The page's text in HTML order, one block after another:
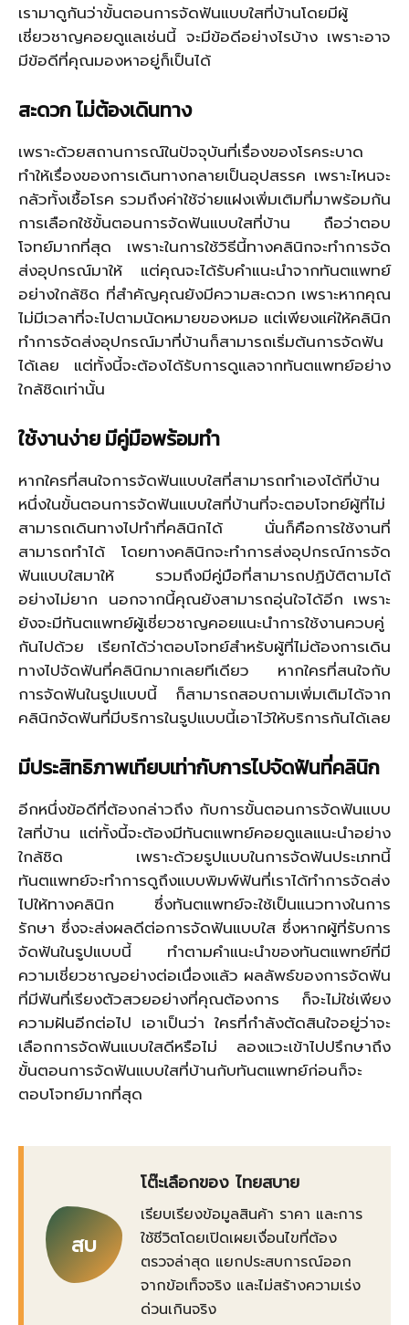
เรามาดูกันว่าขั้นตอนการจัดฟันแบบใสที่บ้านโดยมีผู้
เชี่ยวชาญคอยดูแลเช่นนี้ จะมีข้อดีอย่างไรบ้าง เพราะอาจ
มีข้อดีที่คุณมองหาอยู่ก็เป็นได้
สะดวก ไม่ต้องเดินทาง
เพราะด้วยสถานการณ์ในปัจจุบันที่เรื่องของโรคระบาด
ทำให้เรื่องของการเดินทางกลายเป็นอุปสรรค เพราะไหนจะ
กลัวทั้งเชื้อโรค รวมถึงค่าใช้จ่ายแฝงเพิ่มเติมที่มาพร้อมกัน
การเลือกใช้ขั้นตอนการจัดฟันแบบใสที่บ้าน ถือว่าตอบ
โจทย์มากที่สุด เพราะในการใช้วิธีนี้ทางคลินิกจะทำการจัด
ส่งอุปกรณ์มาให้ แต่คุณจะได้รับคำแนะนำจากทันตแพทย์
อย่างใกล้ชิด ที่สำคัญคุณยังมีความสะดวก เพราะหากคุณ
ไม่มีเวลาที่จะไปตามนัดหมายของหมอ แต่เพียงแค่ให้คลินิก
ทำการจัดส่งอุปกรณ์มาที่บ้านก็สามารถเริ่มต้นการจัดฟัน
ได้เลย แต่ทั้งนี้จะต้องได้รับการดูแลจากทันตแพทย์อย่าง
ใกล้ชิดเท่านั้น
ใช้งานง่าย มีคู่มือพร้อมทำ
หากใครที่สนใจการจัดฟันแบบใสที่สามารถทำเองได้ที่บ้าน
หนึ่งในขั้นตอนการจัดฟันแบบใสที่บ้านที่จะตอบโจทย์ผู้ที่ไม่
สามารถเดินทางไปทำที่คลินิกได้ นั่นก็คือการใช้งานที่
สามารถทำได้ โดยทางคลินิกจะทำการส่งอุปกรณ์การจัด
ฟันแบบใสมาให้ รวมถึงมีคู่มือที่สามารถปฏิบัติตามได้
อย่างไม่ยาก นอกจากนี้คุณยังสามารถอุ่นใจได้อีก เพราะ
ยังจะมีทันตแพทย์ผู้เชี่ยวชาญคอยแนะนำการใช้งานควบคู่
กันไปด้วย เรียกได้ว่าตอบโจทย์สำหรับผู้ที่ไม่ต้องการเดิน
ทางไปจัดฟันที่คลินิกมากเลยทีเดียว หากใครที่สนใจกับ
การจัดฟันในรูปแบบนี้ ก็สามารถสอบถามเพิ่มเติมได้จาก
คลินิกจัดฟันที่มีบริการในรูปแบบนี้เอาไว้ให้บริการกันได้เลย
มีประสิทธิภาพเทียบเท่ากับการไปจัดฟันที่คลินิก
อีกหนึ่งข้อดีที่ต้องกล่าวถึง กับการขั้นตอนการจัดฟันแบบ
ใสที่บ้าน แต่ทั้งนี้จะต้องมีทันตแพทย์คอยดูแลแนะนำอย่าง
ใกล้ชิด เพราะด้วยรูปแบบในการจัดฟันประเภทนี้
ทันตแพทย์จะทำการดูถึงแบบพิมพ์ฟันที่เราได้ทำการจัดส่ง
ไปให้ทางคลินิก ซึ่งทันตแพทย์จะใช้เป็นแนวทางในการ
รักษา ซึ่งจะส่งผลดีต่อการจัดฟันแบบใส ซึ่งหากผู้ที่รับการ
จัดฟันในรูปแบบนี้ ทำตามคำแนะนำของทันตแพทย์ที่มี
ความเชี่ยวชาญอย่างต่อเนื่องแล้ว ผลลัพธ์ของการจัดฟัน
ที่มีฟันที่เรียงตัวสวยอย่างที่คุณต้องการ ก็จะไม่ใช่เพียง
ความฝันอีกต่อไป เอาเป็นว่า ใครที่กำลังตัดสินใจอยู่ว่าจะ
เลือกการจัดฟันแบบใสดีหรือไม่ ลองแวะเข้าไปปรึกษาถึง
ขั้นตอนการจัดฟันแบบใสที่บ้านกับทันตแพทย์ก่อนก็จะ
ตอบโจทย์มากที่สุด
สบ
โต๊ะเลือกของ ไทยสบาย
เรียบเรียงข้อมูลสินค้า ราคา และการ
ใช้ชีวิตโดยเปิดเผยเงื่อนไขที่ต้อง
ตรวจล่าสุด แยกประสบการณ์ออก
จากข้อเท็จจริง และไม่สร้างความเร่ง
ด่วนเกินจริง